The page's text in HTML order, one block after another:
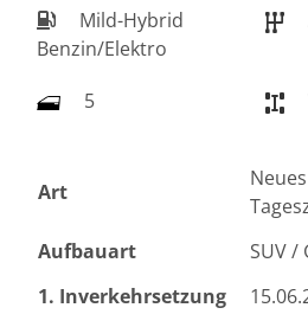
Mild-Hybrid
Benzin/Elektro
5
Art
Aufbauart
SUV /
1. Inverkehrsetzung